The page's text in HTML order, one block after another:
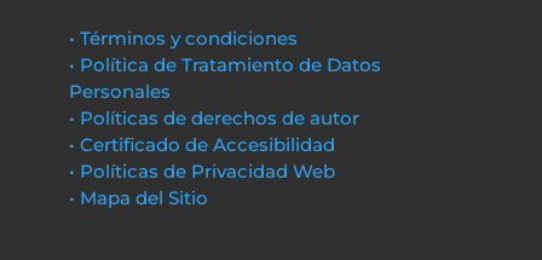
• Términos y condiciones
• Política de Tratamiento de Datos
Personales
• Políticas de derechos de autor
• Certificado de Accesibilidad
• Políticas de Privacidad Web
• Mapa del Sitio